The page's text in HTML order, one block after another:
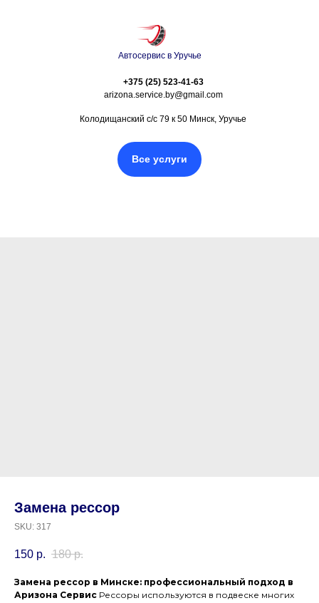
Автосервис в Уручье
+375 (25) 523-41-63
arizona.service.by@gmail.com
Колодищанский с/с 79 к 50 Минск, Уручье
Все услуги
Замена рессор
SKU: 317
150 р. 180 р.
Замена рессор в Минске: профессиональный подход в
Аризона Сервис Рессоры используются в подвеске многих